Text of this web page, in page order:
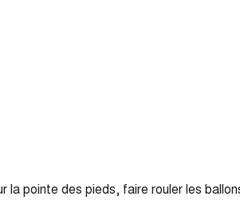
pointe des pieds, faire rouler les